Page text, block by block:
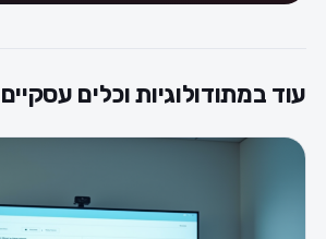
עוד במתודולוגיות וכלים עסקיים